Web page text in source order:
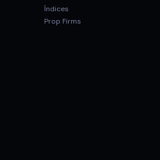
Índices
Prop Firms